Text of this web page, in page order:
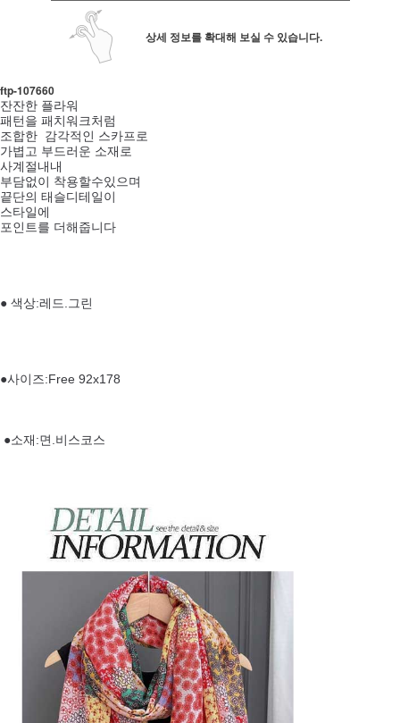
상세 정보를 확대해 보실 수 있습니다.
ftp- 107660
잔잔한 플라워
패턴을 패치워크처럼
조합한 감각적인 스카프로
가볍고 부드러운 소재로
사계절내내
부담없이 착용할수있으며
끝단의 태슬디테일이
스타일에
포인트를 더해줍니다
● 색상:레드.그린
●사이즈:Free 92x178
●소재:면.비스코스